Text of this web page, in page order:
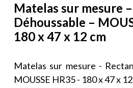
Matelas sur mesure
Déhoussable –
180 x 47 x 12 cm
Matelas sur mesure -
MOUSSE HR35 - 180 x 47 x